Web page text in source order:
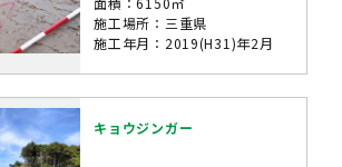
施工場所：三重県
施工年月：2019(H31)年2月
キョウジンガー